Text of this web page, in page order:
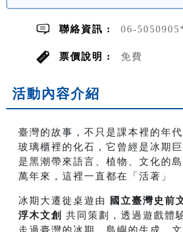
聯絡資訊 : 06-
票價說明 : 免費
活動內容介紹
臺灣的故事，不只是課本裡的年
玻璃櫃裡的化石，它曾經是冰期巨
是黑潮帶來語言、植物、文化的
萬年來，這裡一直都在「活著」
冰期大遷徙桌遊由
國立臺灣史前
浮木文創
共同策劃，透過遊戲體
走過臺灣的冰期、島嶼的生成、